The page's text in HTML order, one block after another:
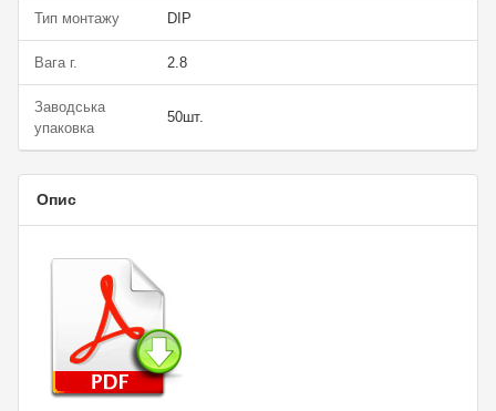
Тип монтажу DIP
Вага г. 2.8
Заводська
упаковка
50шт.
Опис